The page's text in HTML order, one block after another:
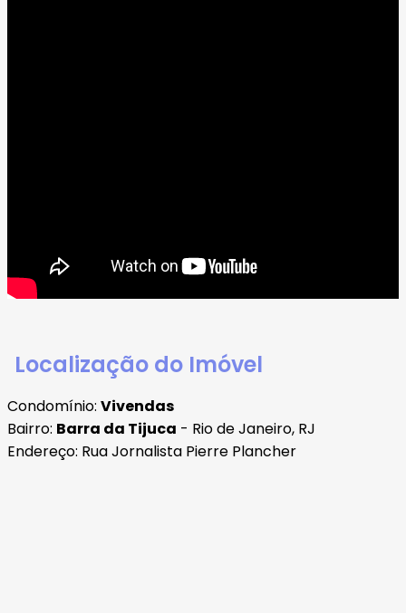
Localização do Imóvel
Condomínio: Vivendas
Bairro: Barra da Tijuca - Rio de Janeiro, RJ
Endereço: Rua Jornalista Pierre Plancher